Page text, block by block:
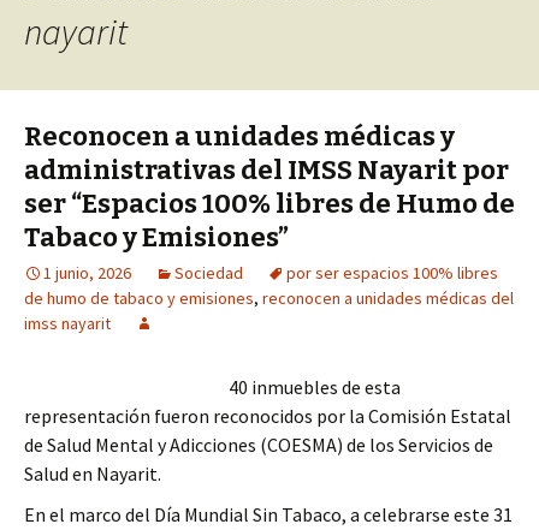
nayarit
Reconocen a unidades médicas y
administrativas del IMSS Nayarit por
ser “Espacios 100% libres de Humo de
Tabaco y Emisiones”
1 junio, 2026 Sociedad
por ser espacios 100% libres
de humo de tabaco y emisiones, reconocen a unidades médicas del
imss nayarit
40 inmuebles de esta
representación fueron reconocidos por la Comisión Estatal
de Salud Mental y Adicciones (COESMA) de los Servicios de
Salud en Nayarit.
En el marco del Día Mundial Sin Tabaco, a celebrarse este 31